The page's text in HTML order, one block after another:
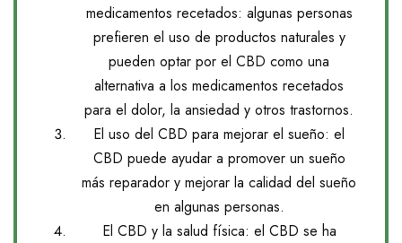
medicamentos recetados: algunas personas
prefieren el uso de productos naturales y
pueden optar por el CBD como una
alternativa a los medicamentos recetados
para el dolor, la ansiedad y otros trastornos.
El uso del CBD para mejorar el sueño: el
CBD puede ayudar a promover un sueño
más reparador y mejorar la calidad del sueño
en algunas personas.
El CBD y la salud física: el CBD se ha